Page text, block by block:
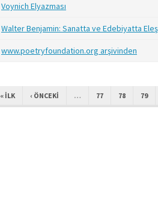
Voynich Elyazması
Walter Benjamin: Sanatta ve Edebiyatta
www.poetryfoundation.org arşivinden
« ILK ‹ ÖNCEKI … 77 78 79